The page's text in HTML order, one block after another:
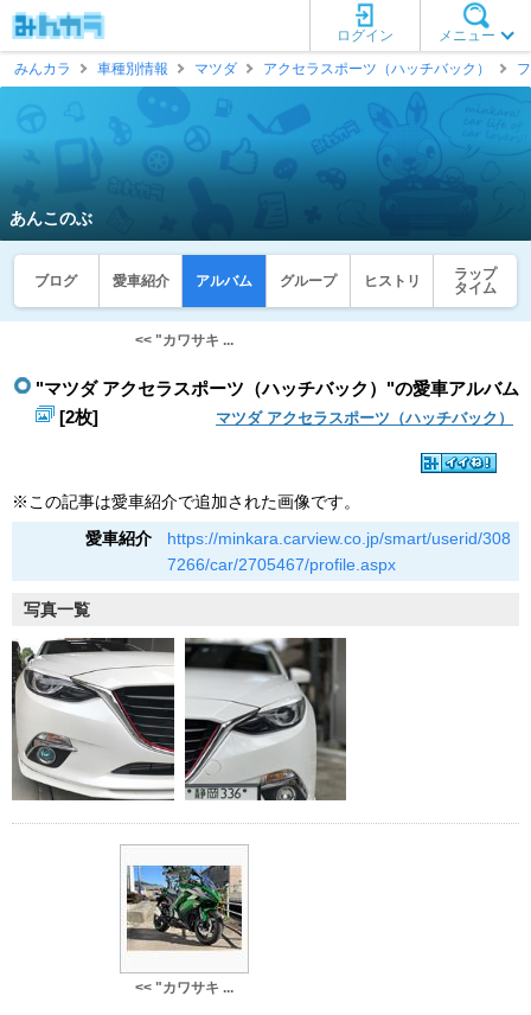
メニュー
ログイン
みんカラ
車種別情報 マツダ アクセラスポーツ（ハッチバック）
あんこのぶ
ブログ 愛車紹介 アルバム グループ ヒストリ
ラップ
タイム
<< "カワサキ ...
"マツダ アクセラスポーツ（ハッチバック）"の愛車アルバム
[2枚]
マツダ アクセラスポーツ（ハッチバック）
※この記事は愛車紹介で追加された画像です。
愛車紹介
https://minkara.carview.co.jp/smart/userid/308
7266/car/2705467/profile.aspx
写真一覧
<< "カワサキ ...